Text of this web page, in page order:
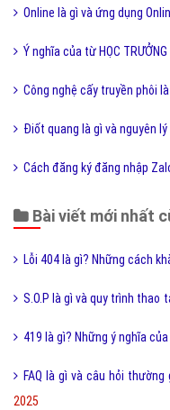
Online là gì và ứng dụng
Ý nghĩa của từ HỌC
Công nghệ cấy truyền phôi
Điốt quang là gì và nguyên
Cách đăng ký đăng nhập
Bài viết mới nhất
Lỗi 404 là gì? Những cách
S.O.P là gì và quy trình thao
419 là gì? Những ý nghĩa của
FAQ là gì và câu hỏi
2025